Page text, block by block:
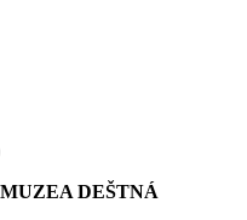
DEŠTNÁ